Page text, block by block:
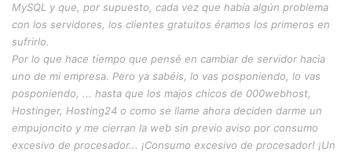
MySQL y que, por supuesto, cada vez que había algún problema
con los servidores, los clientes gratuitos éramos los primeros en
sufrirlo.
Por lo que hace tiempo que pensé en cambiar de servidor hacia
uno de mi empresa. Pero ya sabéis, lo vas posponiendo, lo vas
posponiendo, ... hasta que los majos chicos de 000webhost,
Hostinger, Hosting24 o como se llame ahora deciden darme un
empujoncito y me cierran la web sin previo aviso por consumo
excesivo de procesador... ¡Consumo excesivo de procesador! ¡Un